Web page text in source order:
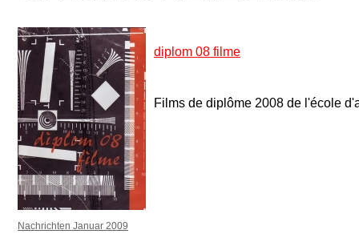
diplom 08 filme
Films de diplôme 2008 de l'école
Nachrichten Januar 2009